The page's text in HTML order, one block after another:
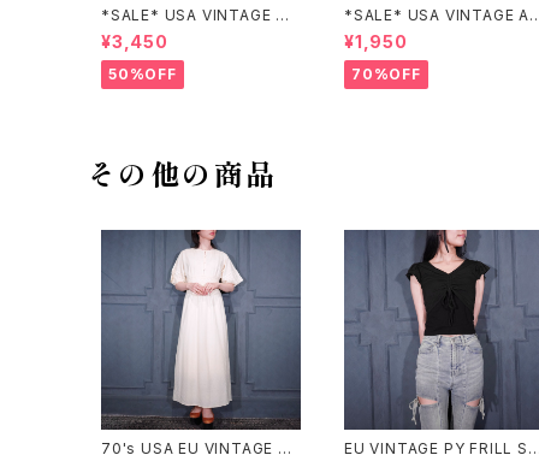
*SALE* USA VINTAGE CH
ECK PATTERNED BAND C
OLLAR SHIRT/アメリカ古着
チェック柄バンドカラーシャツ
¥3,450
50%OFF
*SALE* USA VINTAGE
NEX HALF SLEEVE FLOW
ER PATTERNED ONE
E/アメリカ古着半袖花柄ワン
ピース
¥1,950
70%OFF
その他の商品
70's USA EU VINTAGE HA
EU VINTAGE PY FRILL SL